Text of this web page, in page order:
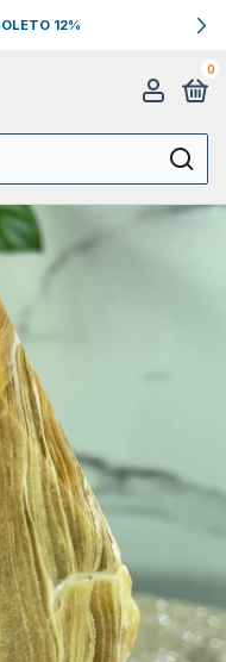
12%
0